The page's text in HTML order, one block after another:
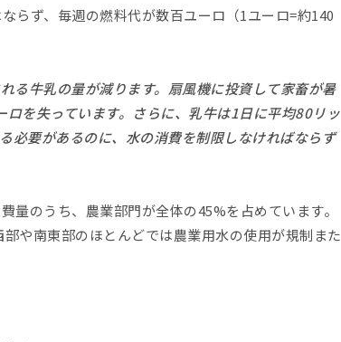
らず、毎週の燃料代が数百ユーロ（1ユーロ=約140
る牛乳の量が減ります。扇風機に投資して家畜が暑
を失っています。さらに、乳牛は1日に平均80リッ
必要があるのに、水の消費を制限しなければならず
量のうち、農業部門が全体の45%を占めています。
や南東部のほとんどでは農業用水の使用が規制また